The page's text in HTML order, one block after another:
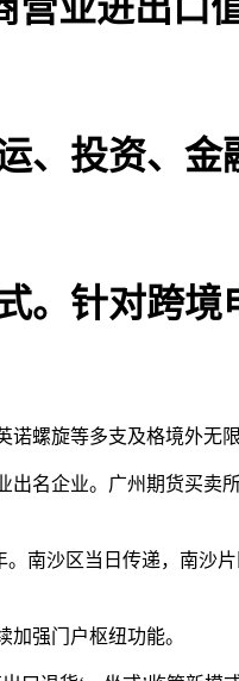
投资、金
针对跨境
螺旋等多支及格境外无限
名企业。广州期货买卖
南沙区当日传递，南沙
强门户枢纽功能。